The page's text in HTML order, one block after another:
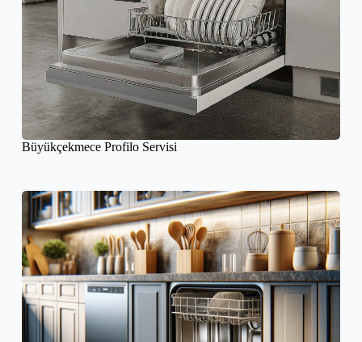
Büyükçekmece Profilo Servisi